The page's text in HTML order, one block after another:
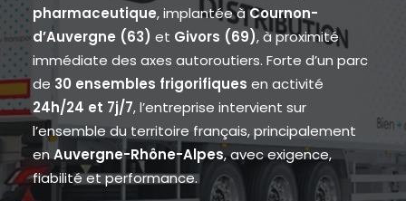
pharmaceutique, implantée àCournon-
d’Auvergne (63) et Givors (69), à proximité
immédiate des axes autoroutiers. Forte d’un parc
de 30 ensembles frigorifiques en activité
24h/24 et 7j/7, l’entreprise intervient sur
l’ensemble du territoire français, principalement
enAuvergne-Rhône-Alpes, avec exigence,
fiabilité et performance.